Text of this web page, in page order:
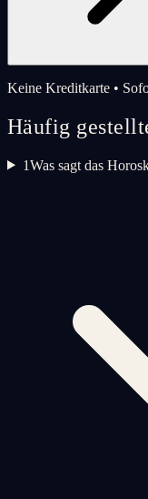
Keine Kreditkarte •
Häufig
1Was sagt das